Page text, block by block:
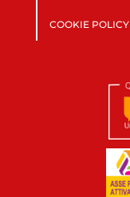
COOKIE POLICY